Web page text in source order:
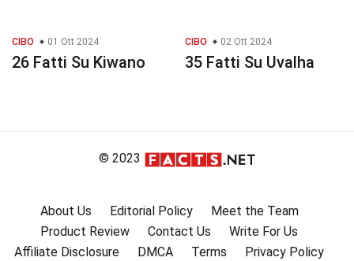
CIBO 01 Ott 2024
26 Fatti Su Kiwano
CIBO 02 Ott 2024
35 Fatti Su Uvalha
© 2023
About Us Editorial Policy
Meet the Team
Product Review
Contact Us
Write For Us
Affiliate Disclosure
DMCA Terms
Privacy Policy